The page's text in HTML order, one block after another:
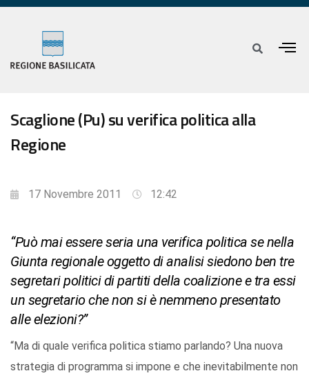
Scaglione (Pu) su verifica politica alla
Regione
17 Novembre 2011 12:42
“Può mai essere seria una verifica politica se nella
Giunta regionale oggetto di analisi siedono ben tre
segretari politici di partiti della coalizione e tra essi
un segretario che non si è nemmeno presentato
alle elezioni?”
“Ma di quale verifica politica stiamo parlando? Una nuova
strategia di programma si impone e che inevitabilmente non